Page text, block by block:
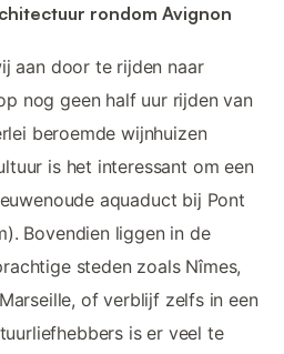
rondom Avignon
aan door te rijden naar
nog geen half uur rijden van
beroemde wijnhuizen
is het interessant om een
aquaduct bij Pont
Bovendien liggen in de
steden zoals Nîmes,
of verblijf zelfs in een
is er veel te